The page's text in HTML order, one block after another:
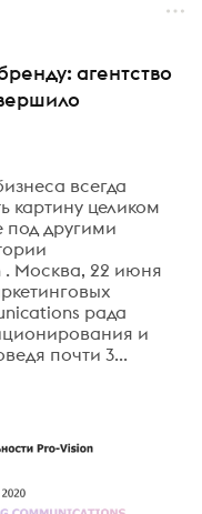
агентство
всегда
картину целиком
под другими
. Москва, 22 июня
рада
и
почти 3...